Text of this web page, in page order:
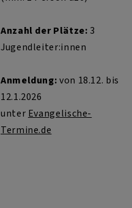
Anzahl der Plätze: 3
Jugendleiter:innen
Anmeldung:von 18.12. bis
12.1.2026
unter Evangelische-
Termine.de